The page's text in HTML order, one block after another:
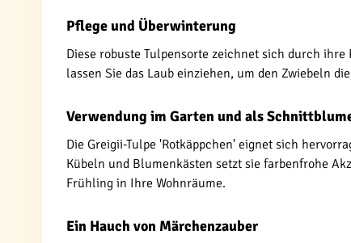
Pflege und Überwinterung
Diese robuste Tulpensorte zeichnet sich durch
lassen Sie das Laub einziehen, um den Zwiebeln
Verwendung im Garten und als
Die Greigii-Tulpe 'Rotkäppchen' eignet sich
Kübeln und Blumenkästen setzt sie farbenfrohe
Frühling in Ihre Wohnräume.
Ein Hauch von Märchenzauber